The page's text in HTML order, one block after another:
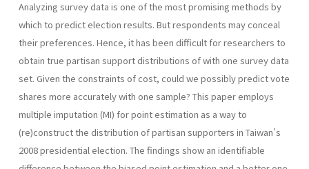
Analyzing survey data is one of the most promising methods by
which to predict election results. But respondents may conceal
their preferences. Hence, it has been difficult for researchers to
obtain true partisan support distributions of with one survey data
set. Given the constraints of cost, could we possibly predict vote
shares more accurately with one sample? This paper employs
multiple imputation (MI) for point estimation as a way to
(re)construct the distribution of partisan supporters in Taiwan's
2008 presidential election. The findings show an identifiable